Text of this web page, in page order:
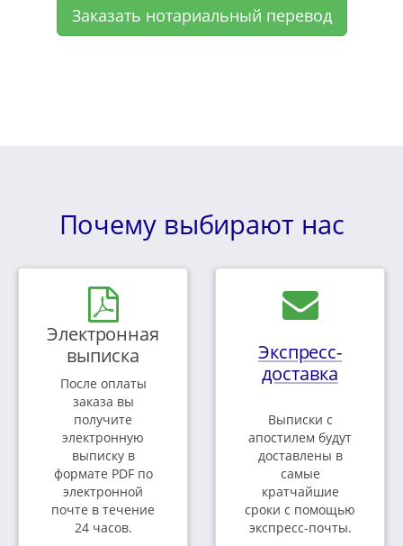
Заказать нотариальный перевод
Почему выбирают нас
Электронная
выписка
После оплаты
заказа вы
получите
электронную
выписку в
формате PDF по
электронной
почте в течение
24 часов.
Экспресс-
доставка
Выписки с
апостилем будут
доставлены в
самые
кратчайшие
сроки с помощью
экспресс-почты.